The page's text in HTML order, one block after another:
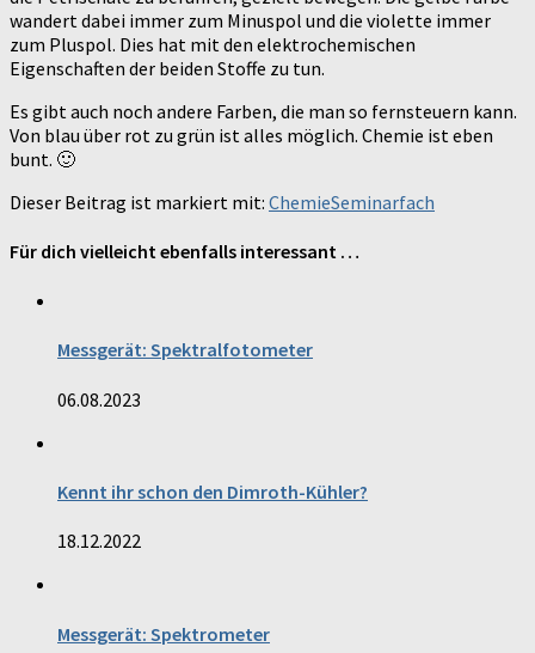
wandert dabei immer zum Minuspol und die violette immer
zum Pluspol. Dies hat mit den elektrochemischen
Eigenschaften der beiden Stoffe zu tun.
Es gibt auch noch andere Farben, die man so fernsteuern kann.
Von blau über rot zu grün ist alles möglich. Chemie ist eben
bunt. 🙂
Dieser Beitrag ist markiert mit: ChemieSeminarfach
Für dich vielleicht ebenfalls interessant …
Messgerät: Spektralfotometer
06.08.2023
Kennt ihr schon den Dimroth-Kühler?
18.12.2022
Messgerät: Spektrometer